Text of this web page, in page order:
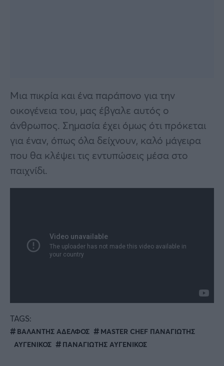
Μια πικρία και ένα παράπονο για την
οικογένεια του, μας έβγαλε αυτός ο
άνθρωπος. Σημασία έχει όμως ότι πρόκεται
για έναν, όπως όλα δείχνουν, καλό μάγειρα
που θα κλέψει τις εντυπώσεις μέσα στο
παιχνίδι.
TAGS:
BAΛΑΝΤΗΣ ΑΔΕΛΦΟΣ
ΜΑSTER CHEF ΠΑΝΑΓΙΩΤΗΣ
ΑΥΓΕΝΙΚΟΣ
ΠΑΝΑΓΙΩΤΗΣ ΑΥΓΕΝΙΚΟΣ